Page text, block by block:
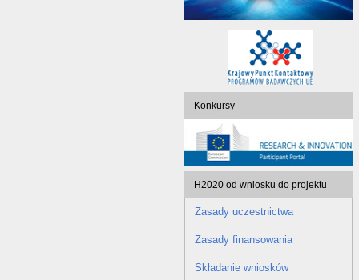
Konkursy
H2020 od wniosku do projektu
Zasady uczestnictwa
Zasady finansowania
Składanie wniosków